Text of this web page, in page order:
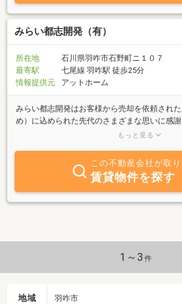
みらい都志開発（有）
所在地
石川県羽咋市石野町ニ１０７
最寄駅
七尾線 羽咋駅 徒歩25分
情報提供元
アットホーム
みらい都志開発はお客様から売却を依頼され
め）に込められた先代のさまざまな思いに感
み、元の清らかな土地に戻すことを心がけ、
もっと見る
この不動産会社が取り
賃貸物件を探す
1～3 件
地域 羽咋市